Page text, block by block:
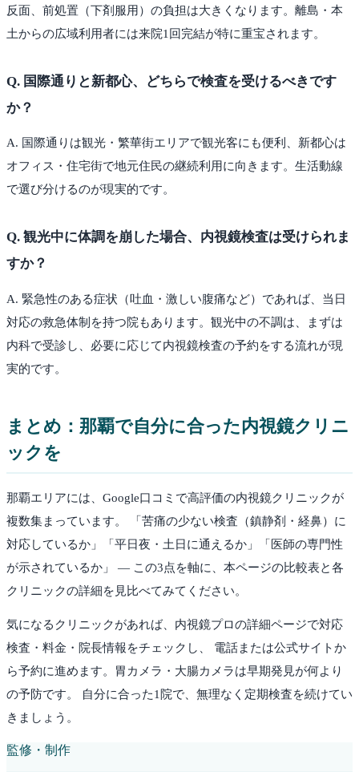
反面、前処置（下剤服用）の負担は大きくなります。離島・本
土からの広域利用者には来院1回完結が特に重宝されます。
Q. 国際通りと新都心、どちらで検査を受けるべきです
か？
A. 国際通りは観光・繁華街エリアで観光客にも便利、新都心は
オフィス・住宅街で地元住民の継続利用に向きます。生活動線
で選び分けるのが現実的です。
Q. 観光中に体調を崩した場合、内視鏡検査は受けられま
すか？
A. 緊急性のある症状（吐血・激しい腹痛など）であれば、当日
対応の救急体制を持つ院もあります。観光中の不調は、まずは
内科で受診し、必要に応じて内視鏡検査の予約をする流れが現
実的です。
まとめ： 那覇で自分に合った内視鏡クリニ
ックを
那覇エリアには、Google口コミで高評価の内視鏡クリニックが
複数集まっています。 「苦痛の少ない検査（鎮静剤・経鼻）に
対応しているか」「平日夜・土日に通えるか」「医師の専門性
が示されているか」 — この3点を軸に、本ページの比較表と各
クリニックの詳細を見比べてみてください。
気になるクリニックがあれば、内視鏡プロの詳細ページで対応
検査・料金・院長情報をチェックし、 電話または公式サイトか
ら予約に進めます。胃カメラ・大腸カメラは早期発見が何より
の予防です。 自分に合った1院で、無理なく定期検査を続けてい
きましょう。
監修・制作